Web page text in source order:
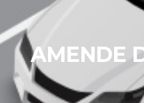
AMENDE